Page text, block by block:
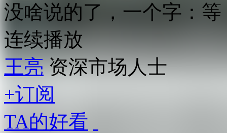
没啥说的了，一个字：等
连续播放
王亮 资深市场人士
+订阅
TA的好看